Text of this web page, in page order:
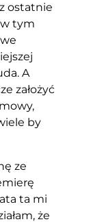
ostatnie
tym
A
założyć
by
ze
ta mi
że